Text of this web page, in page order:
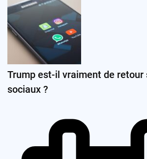
Trump est-il vraiment de retour
sociaux ?